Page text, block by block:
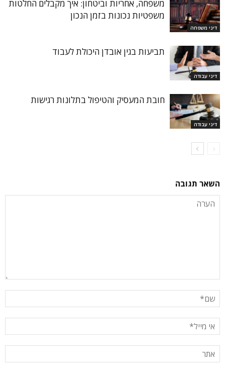
דיני משפחה
משפחה, אחריות וביטחון: איך מקבלים החלטות
משפטיות נכונות בזמן הנכון
דיני עבודה
תביעות בגין אובדן היכולת לעבוד
דיני עבודה
חובת המעסיק והטיפול בתלונות רגישות
השאר תגובה